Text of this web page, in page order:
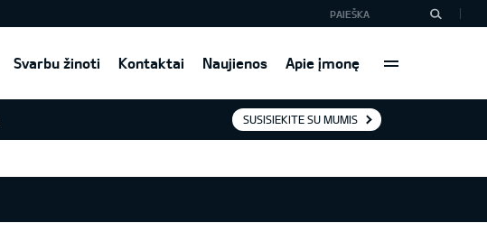
Svarbu žinoti Kontaktai Naujienos Apie įmonę
SUSISIEKITE SU MUMIS